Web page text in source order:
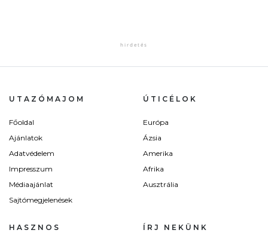
UTAZÓMAJOM
Főoldal
Ajánlatok
Adatvédelem
Impresszum
Médiaajánlat
Sajtómegjelenések
ÚTICÉLOK
Európa
Ázsia
Amerika
Afrika
Ausztrália
HASZNOS ÍRJ NEKÜNK